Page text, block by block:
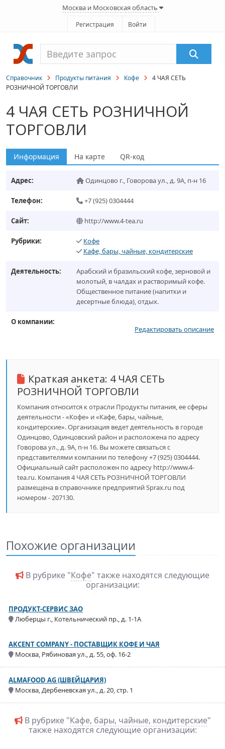
Москва и Московская область
Регистрация Войти
Справочник Продукты питания Кофе
4 ЧАЯ СЕТЬ
РОЗНИЧНОЙ ТОРГОВЛИ
4 ЧАЯ СЕТЬ РОЗНИЧНОЙ
ТОРГОВЛИ
Информация На карте QR-код
Адрес: Одинцово г., Говорова ул., д. 9А, п-н 16
Телефон: +7 (925) 0304444
Сайт: http://www.4-tea.ru
Рубрики:
Кофе
Кафе, бары, чайные, кондитерские
Деятельность:
Арабский и бразильский кофе, зерновой и
молотый, в чалдах и растворимый кофе.
Общественное питание (напитки и
десертные блюда), отдых.
О компании:
Редактировать описание
Краткая анкета: 4 ЧАЯ СЕТЬ
РОЗНИЧНОЙ ТОРГОВЛИ
Компания относится к отрасли Продукты питания, ее сферы
деятельности - «Кофе» и «Кафе, бары, чайные,
кондитерские». Организация ведет деятельность в городе
Одинцово, Одинцовский район и расположена по адресу
Говорова ул., д. 9А, п-н 16. Вы можете связаться с
представителями компании по телефону +7 (925) 0304444.
Официальный сайт расположен по адресу http://www.4-
tea.ru. Компания 4 ЧАЯ СЕТЬ РОЗНИЧНОЙ ТОРГОВЛИ
размещена в справочнике предприятий Sprax.ru под
номером - 207130.
Похожие организации
В рубрике "Кофе" также находятся следующие
организации:
ПРОДУКТ-СЕРВИС ЗАО
Люберцы г., Котельнический пр., д. 1-1А
AKCENT COMPANY - ПОСТАВЩИК КОФЕ И ЧАЯ
Москва, Рябиновая ул., д. 55, оф. 16-2
ALMAFOOD AG (ШВЕЙЦАРИЯ)
Москва, Дербеневская ул., д. 20, стр. 1
В рубрике "Кафе, бары, чайные, кондитерские"
также находятся следующие организации: